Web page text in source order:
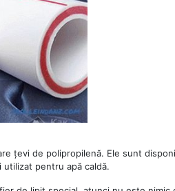
țevi de polipropilenă. Ele sunt
pentru apă caldă.